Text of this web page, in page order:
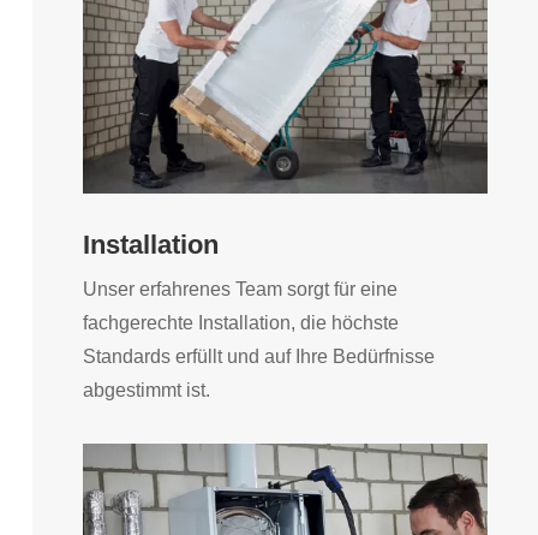
Installation
Unser erfahrenes Team sorgt für eine
fachgerechte Installation, die höchste
Standards erfüllt und auf Ihre Bedürfnisse
abgestimmt ist.